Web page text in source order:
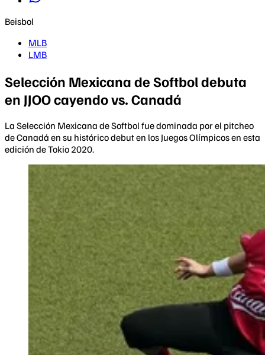
Beisbol
MLB
LMB
Selección Mexicana de Softbol debuta
en JJOO cayendo vs. Canadá
La Selección Mexicana de Softbol fue dominada por el pitcheo
de Canadá en su histórico debut en los Juegos Olímpicos en esta
edición de Tokio 2020.